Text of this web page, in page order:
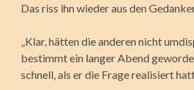
Das riss ihn wieder aus den
„Klar, hätten die anderen nicht
bestimmt ein langer Abend
schnell, als er die Frage realisiert